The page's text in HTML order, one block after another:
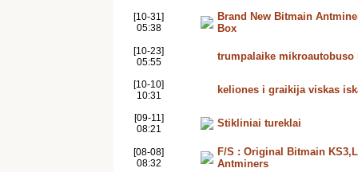
[10-31]
05:38
Brand New Bitmain
Box
[10-23]
05:55
trumpalaike mikroautobuso
[10-10]
10:31
keliones i graikija viskas
[09-11]
08:21
Stikliniai tureklai
[08-08]
08:32
F/S : Original Bitmain
Antminers